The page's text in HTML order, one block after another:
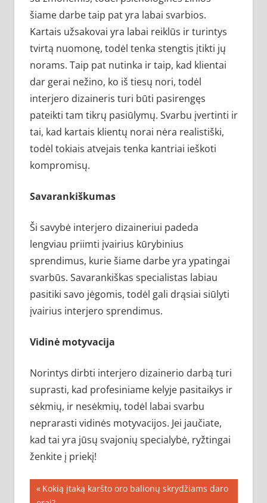
šiame darbe taip pat yra labai svarbios.
Kartais užsakovai yra labai reiklūs ir turintys
tvirtą nuomonę, todėl tenka stengtis įtikti jų
norams. Taip pat nutinka ir taip, kad klientai
dar gerai nežino, ko iš tiesų nori, todėl
interjero dizaineris turi būti pasirengęs
pateikti tam tikrų pasiūlymų. Svarbu įvertinti ir
tai, kad kartais klientų norai nėra realistiški,
todėl tokiais atvejais tenka kantriai ieškoti
kompromisų.
Savarankiškumas
Ši savybė interjero dizaineriui padeda
lengviau priimti įvairius kūrybinius
sprendimus, kurie šiame darbe yra ypatingai
svarbūs. Savarankiškas specialistas labiau
pasitiki savo jėgomis, todėl gali drąsiai siūlyti
įvairius interjero sprendimus.
Vidinė motyvacija
Norintys dirbti interjero dizainerio darbą turi
suprasti, kad profesiniame kelyje pasitaikys ir
sėkmių, ir nesėkmių, todėl labai svarbu
neprarasti vidinės motyvacijos. Jei jaučiate,
kad tai yra jūsų svajonių specialybė, ryžtingai
ženkite į priekį!
Navigacija
Previous
Kokią įtaką karšto oro balionų skrydžiams daro